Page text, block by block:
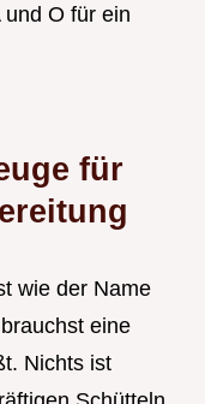
O für ein
für
wie der Name
eine
Nichts ist